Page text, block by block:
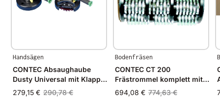
Handsägen
CONTEC Absaughaube
Dusty Universal mit Klappe
180mm
279,15 € 290,78 €
Bodenfräsen
CONTEC CT 200
Frästrommel komplett mit
Lamellen
694,08 € 774,63 €